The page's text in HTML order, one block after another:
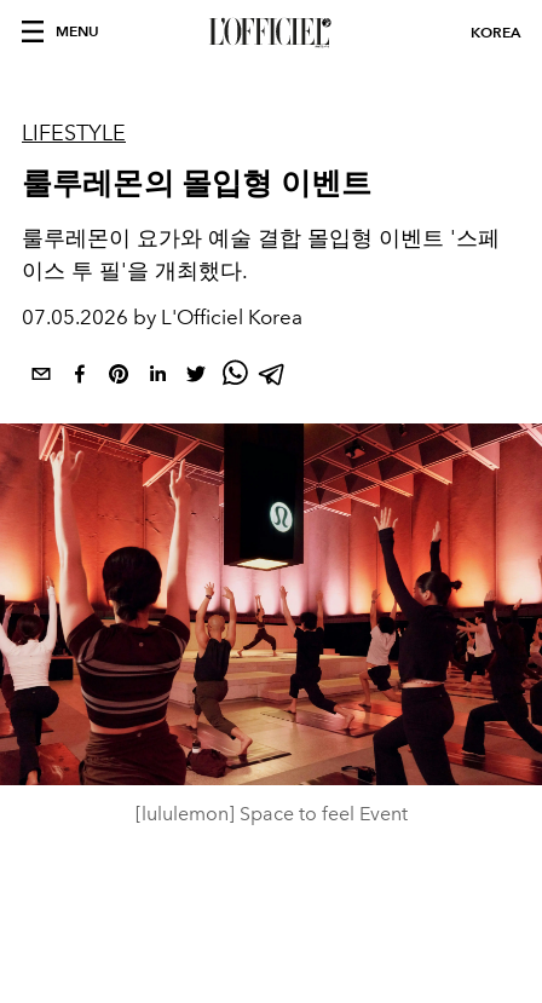
MENU KOREA
LIFESTYLE
룰루레몬의 몰입형 이벤트
룰루레몬이 요가와 예술 결합 몰입형 이벤트 '스페
이스 투 필'을 개최했다.
07.05.2026 by L'Officiel Korea
[lululemon] Space to feel Event